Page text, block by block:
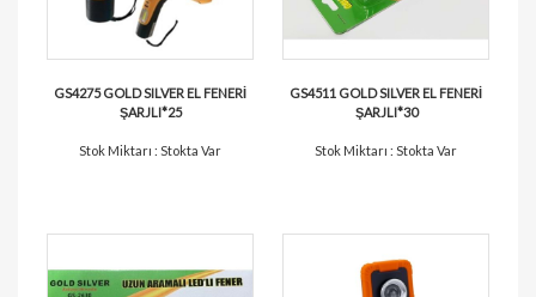
GS4275 GOLD SILVER EL FENERİ
ŞARJLI*25
Stok Miktarı : Stokta Var
GS4511 GOLD SILVER EL FENERİ
ŞARJLI*30
Stok Miktarı : Stokta Var